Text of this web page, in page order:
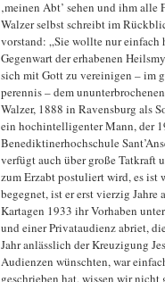
‚meinen Abt’ sehen und ihm
Walzer selbst schreibt im
vorstand: „Sie wollte nur einfach
Gegenwart der erhabenen
sich mit Gott zu vereinigen – im
perennis – dem
Walzer, 1888 in Ravensburg als
ein hochintelligenter Mann, der
Benediktinerhochschule
verfügt auch über große Tatkraft
zum Erzabt postuliert wird, es ist
begegnet, ist er erst vierzig
Kartagen 1933 ihr Vorhaben
und einer Privataudienz abriet,
Jahr anlässlich der Kreuzigung
Audienzen wünschten, war
geschrieben hat, wissen wir nicht